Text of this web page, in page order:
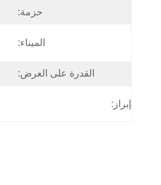
حزمة:
الميناء:
القدرة على العرض:
إبراز: